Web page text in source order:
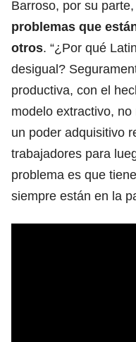
Barroso, por su
problemas que
otros. “¿Por qué
desigual?
productiva, con el
modelo extractivo,
un poder adquisitivo
trabajadores para
problema es que
siempre están en la